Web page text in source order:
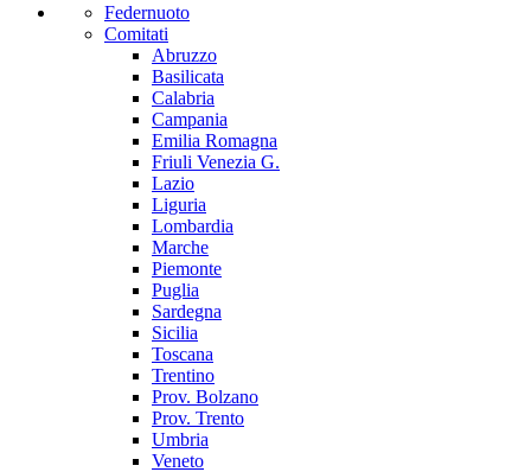
Federnuoto
Comitati
Abruzzo
Basilicata
Calabria
Campania
Emilia Romagna
Friuli Venezia G.
Lazio
Liguria
Lombardia
Marche
Piemonte
Puglia
Sardegna
Sicilia
Toscana
Trentino
Prov. Bolzano
Prov. Trento
Umbria
Veneto